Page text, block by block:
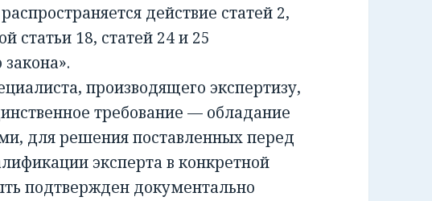
действие статей 2,
статьи 18, статей 24 и 25
производящего экспертизу,
требование — обладание
для решения поставленных перед
эксперта в конкретной
подтвержден документально